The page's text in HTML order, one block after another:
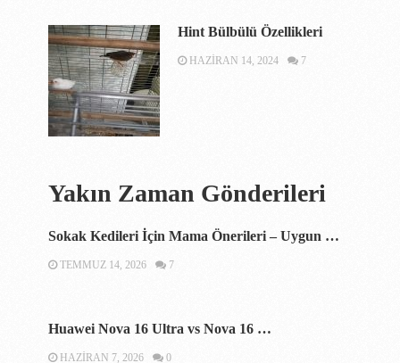
Hint Bülbülü Özellikleri
HAZIRAN 14, 2024 7
Yakın Zaman Gönderileri
Sokak Kedileri İçin Mama Önerileri – Uygun …
TEMMUZ 14, 2026 7
Huawei Nova 16 Ultra vs Nova 16 …
HAZIRAN 7, 2026 0